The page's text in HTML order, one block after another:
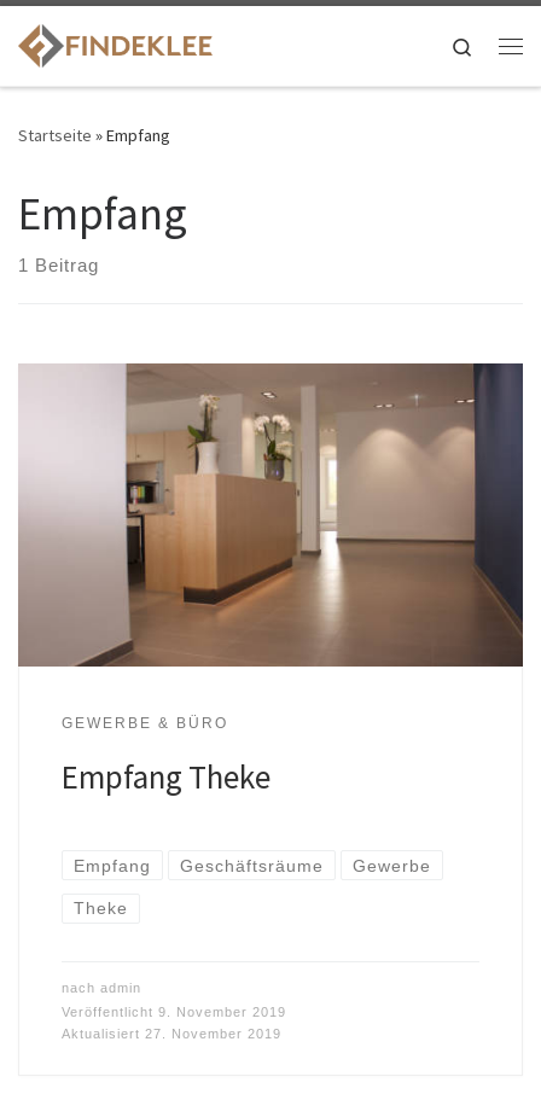
Search
Startseite »Empfang
Empfang
1 Beitrag
GEWERBE & BÜRO
Empfang Theke
Empfang Geschäftsräume Gewerbe
Theke
nach admin
Veröffentlicht 9. November 2019
Aktualisiert 27. November 2019